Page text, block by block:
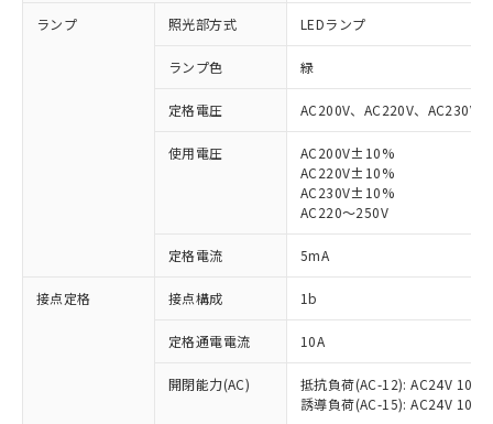
ランプ 照光部方式 LEDランプ
ランプ色 緑
定格電圧 AC200V、AC220V、AC230V
使用電圧
AC200V±10%
AC220V±10%
AC230V±10%
AC220～250V
定格電流 5mA
接点定格 接点構成 1b
定格通電電流 10A
開閉能力(AC)
抵抗負荷(AC-12): AC24V 10A/
誘導負荷(AC-15): AC24V
ご利用条件
以下の条件をお読みいただき、同意のうえ
対応済み：EU RoHS指令（10物質）の
非含有に対応した製品が提供可能な商品で
対応予定：EU RoHS指令（10物質）の非含
有に対応した製品に切り替える予定のある
対応予定なし：EU RoHS指令（10物質）の
非含有に非対応の商品で、対応品を出す予